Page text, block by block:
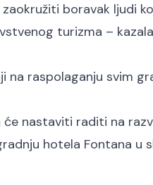
boravak ljudi
turizma –
na raspolaganju svim
će nastaviti raditi na
hotela Fontana u